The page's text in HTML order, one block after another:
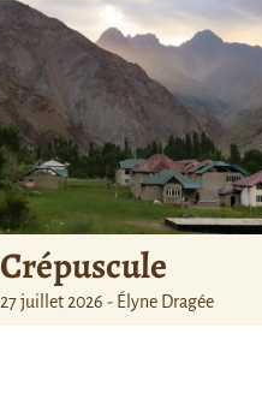
Crépuscule
27 juillet 2026 - Élyne Dragée